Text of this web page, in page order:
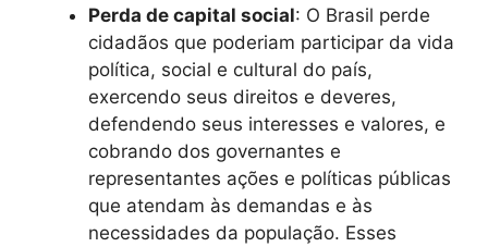
Perda de capital social: O Brasil perde
cidadãos que poderiam participar da vida
política, social e cultural do país,
exercendo seus direitos e deveres,
defendendo seus interesses e valores, e
cobrando dos governantes e
representantes ações e políticas públicas
que atendam às demandas e às
necessidades da população. Esses